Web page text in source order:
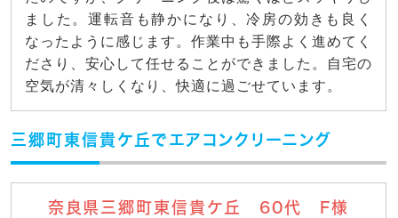
ました。運転音も静かになり、冷房の効きも良く
なったように感じます。作業中も手際よく進めてく
ださり、安心して任せることができました。自宅の
空気が清々しくなり、快適に過ごせています。
三郷町東信貴ケ丘でエアコンクリーニング
奈良県三郷町東信貴ケ丘 60代 F様